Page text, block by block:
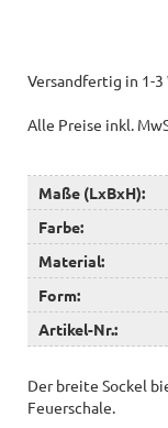
Versandfertig in 1-3
Alle Preise inkl.
Maße (LxBxH):
Farbe:
Material:
Form:
Artikel-Nr.:
Der breite Sockel
Feuerschale.